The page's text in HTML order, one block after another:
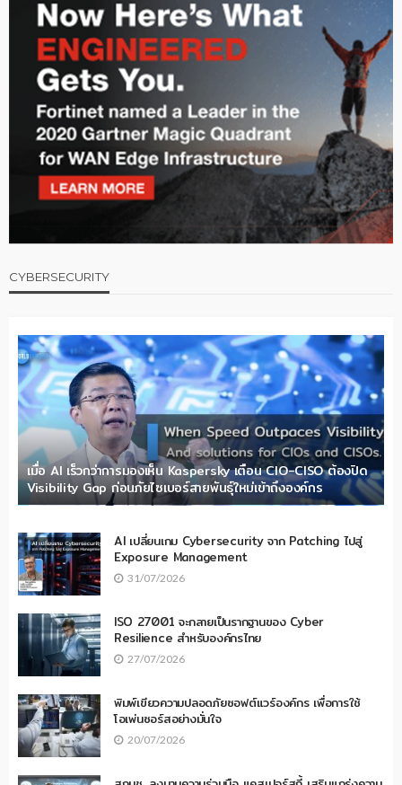
CYBERSECURITY
เมื่อ AI เร็วกว่าการมองเห็น Kaspersky เตือน CIO-CISO ต้องปิด
Visibility Gap ก่อนภัยไซเบอร์สายพันธุ์ใหม่เข้าถึงองค์กร
AI เปลี่ยนเกม Cybersecurity จาก Patching ไปสู่
Exposure Management
31/07/2026
ISO 27001 จะกลายเป็นรากฐานของ Cyber
Resilience สำหรับองค์กรไทย
27/07/2026
พิมพ์เขียวความปลอดภัยซอฟต์แวร์องค์กร เพื่อการใช้
โอเพ่นซอร์สอย่างมั่นใจ
20/07/2026